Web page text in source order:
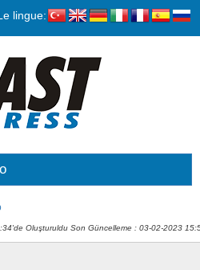
lingue:
Oluşturuldu Son Güncelleme : 03-02-2023